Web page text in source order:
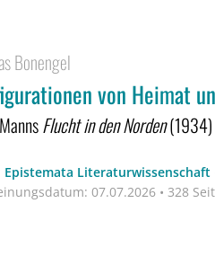
Bonengel
von Heimat
Flucht in den Norden(1934)
Epistemata Literaturwissenschaft
07.07.2026 • 328